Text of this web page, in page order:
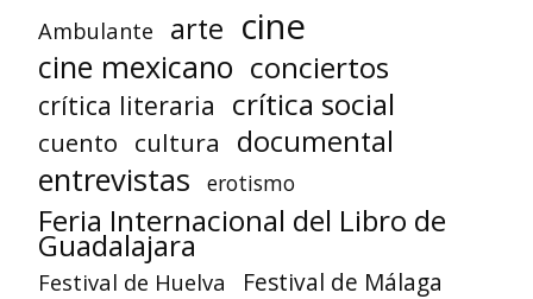
Ambulante arte cine
cine mexicano conciertos
crítica literaria crítica social
cuento cultura documental
entrevistas erotismo
Feria Internacional del Libro de
Guadalajara
Festival de Huelva Festival de Málaga